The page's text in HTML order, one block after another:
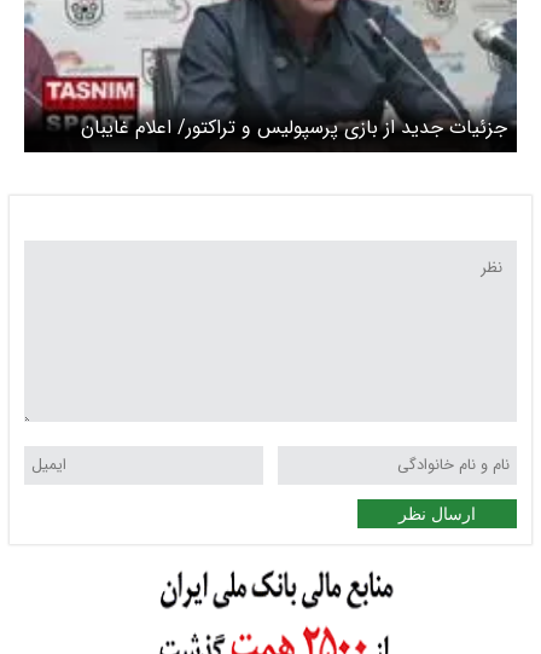
جزئیات جدید از بازی پرسپولیس و تراکتور/ اعلام غایبان
پرسپولیس + ویدیو
ارسال نظر